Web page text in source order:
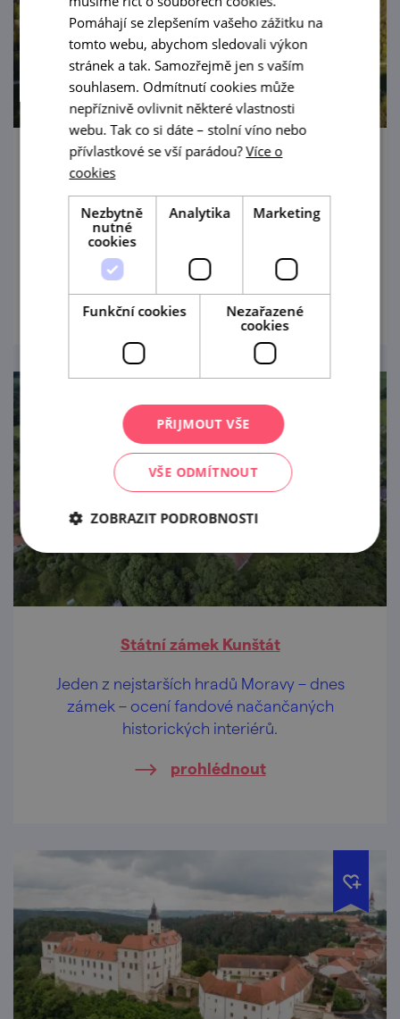
Janův hrad
Tváří se jako zřícenina, ale vás neošálí –
Janohrad ukrytý v lužních lesích prostě
drnká na romantickou strunu.
Státní zámek Kunštát
Jeden z nejstarších hradů Moravy – dnes
zámek – ocení fandové načančaných
historických interiérů.
prohlédnout
Pomáhají se zlepšením vašeho zážitku na
tomto webu, abychom sledovali výkon
stránek a tak. Samozřejmě jen s vaším
souhlasem. Odmítnutí cookies může
nepříznivě ovlivnit některé vlastnosti
webu. Tak co si dáte – stolní víno nebo
přívlastkové se vší parádou?Více o
cookies
Nezbytně
nutné
cookies
Analytika Marketing
Funkční cookies
Nezařazené
cookies
PŘIJMOUT VŠE
VŠE ODMÍTNOUT
ZOBRAZIT PODROBNOSTI